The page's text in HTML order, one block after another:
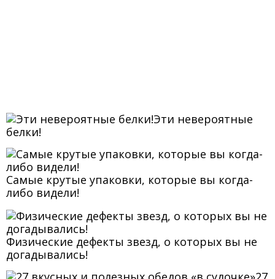
Эти невероятные
белки!
Самые крутые упаковки, которые вы когда-
либо видели!
Физические дефекты звезд, о которых вы не
догадывались!